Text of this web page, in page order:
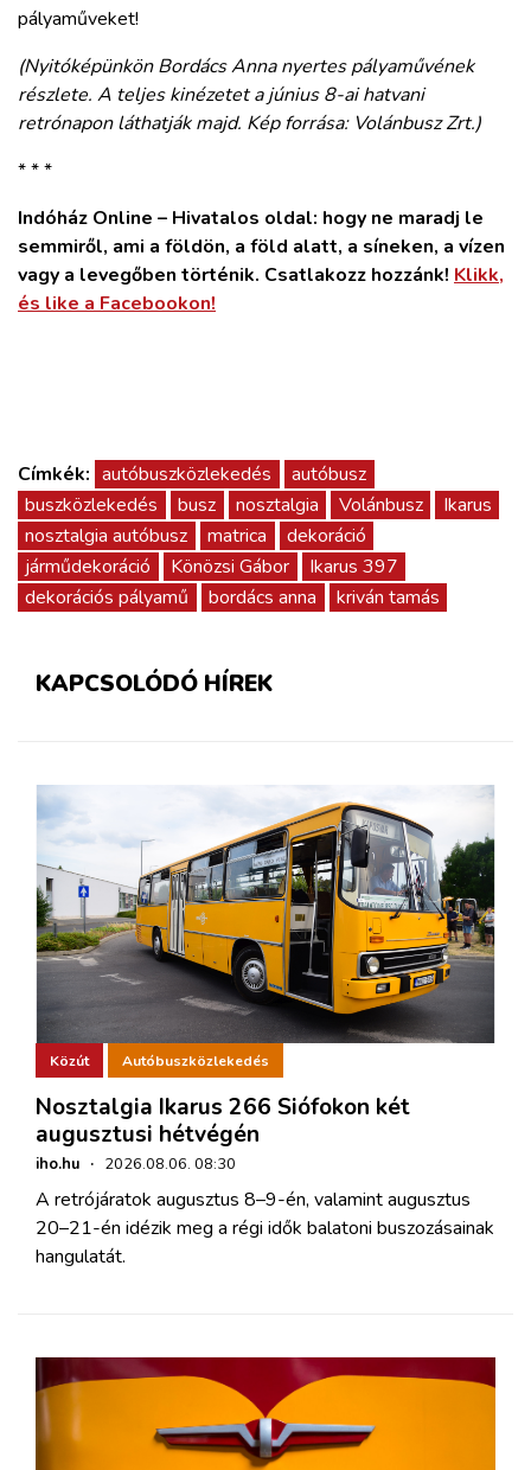
pályaműveket!
(Nyitóképünkön Bordács Anna nyertes pályaművének
részlete. A teljes kinézetet a június 8-ai hatvani
retrónapon láthatják majd. Kép forrása: Volánbusz Zrt.)
* * *
Indóház Online – Hivatalos oldal: hogy ne maradj le
semmiről, ami a földön, a föld alatt, a síneken, a vízen
vagy a levegőben történik. Csatlakozz hozzánk! Klikk,
és like a Facebookon!
Címkék: autóbuszközlekedés
autóbusz
buszközlekedés
busz nosztalgia Volánbusz
Ikarus
nosztalgia autóbusz
matrica
dekoráció
járműdekoráció
Könözsi Gábor
Ikarus 397
dekorációs pályamű
bordács anna kriván tamás
KAPCSOLÓDÓ HÍREK
Közút Autóbuszközlekedés
Nosztalgia Ikarus 266 Siófokon két
augusztusi hétvégén
iho.hu · 2026.08.06. 08:30
A retrójáratok augusztus 8–9-én, valamint augusztus
20–21-én idézik meg a régi idők balatoni buszozásainak
hangulatát.